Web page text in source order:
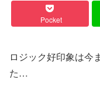
Pocket
ロジック好印象は今
た…